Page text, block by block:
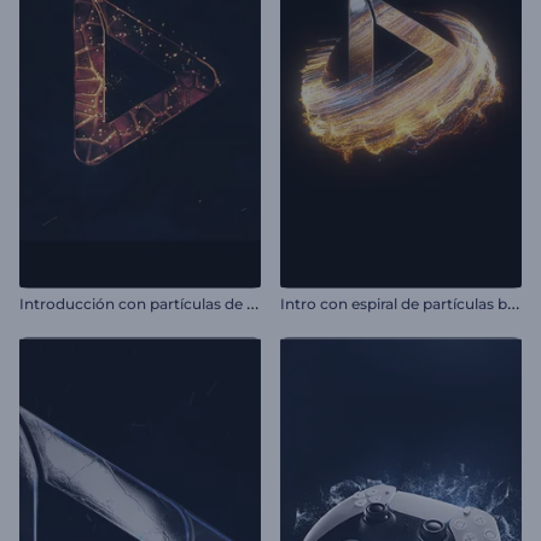
I
ntroducción con partículas de llama brillante I
ntro con espiral de partículas brillantes